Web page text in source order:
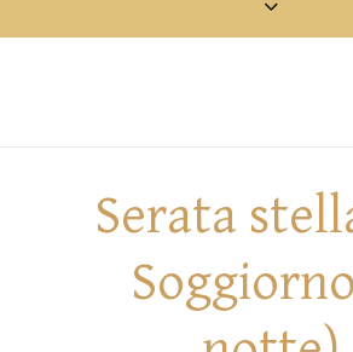
+39 075/
La tua email (richiesta)
Serata